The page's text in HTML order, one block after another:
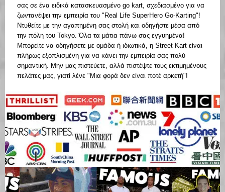
σας σε ένα ειδικά κατασκευασμένο go kart, σχεδιασμένο για να
ζωντανέψει την εμπειρία του "Real Life SuperHero Go-Karting"!
Ντυθείτε με την αγαπημένη σας στολή και οδηγήστε μέσα από
την πόλη του Tokyo. Όλα τα μάτια πάνω σας εγγυημένα!
Μπορείτε να οδηγήσετε με ομάδα ή ιδιωτικά, η Street Kart είναι
πλήρως εξοπλισμένη για να κάνει την εμπειρία σας πολύ
σημαντική. Μην μας πιστεύετε, αλλά πιστέψτε τους εκτιμημένους
πελάτες μας, γιατί λένε "Μια φορά δεν είναι ποτέ αρκετή"!